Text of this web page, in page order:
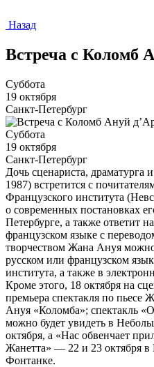
Назад
Встреча с Коломб
Суббота
19 октября
Санкт-Петербург
Суббота
19 октября
Санкт-Петербург
Дочь сценариста,
1987) встретится с
Французского института
о современных постановках
Петербурге, а также ответит
французском языке с
творчеством Жана Ануя
русском или французском
института, а также в
Кроме этого, 18 октября на
премьера спектакля по пьесе
Ануя «Коломба»; спектакль
можно будет увидеть в
октября, а «Нас обвенчает
Жанетта» — 22 и 23 октября в
Фонтанке.